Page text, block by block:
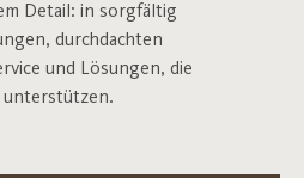
Detail: in sorgfältig
durchdachten
und Lösungen, die
unterstützen.